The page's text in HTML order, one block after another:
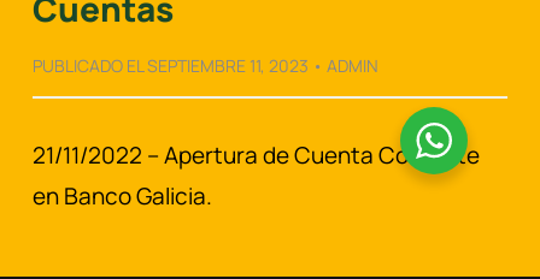
PUBLICADO EL SEPTIEMBRE 11, 2023 • ADMIN
21/11/2022 – Apertura de Cuenta Corriente
en Banco Galicia.